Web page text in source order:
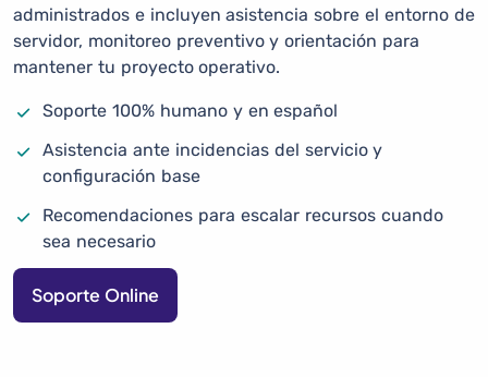
administrados e incluyen asistencia sobre el entorno de
servidor, monitoreo preventivo y orientación para
mantener tu proyecto operativo.
Soporte 100% humano y en español
Asistencia ante incidencias del servicio y
configuración base
Recomendaciones para escalar recursos cuando
sea necesario
Soporte Online